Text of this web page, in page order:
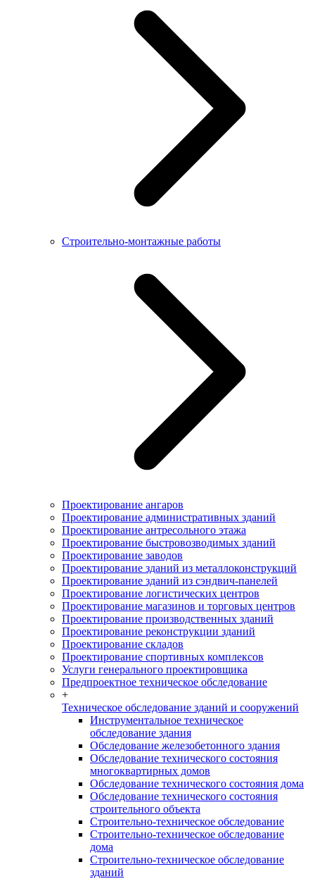
Строительно-монтажные работы
Проектирование ангаров
Проектирование административных зданий
Проектирование антресольного этажа
Проектирование быстровозводимых зданий
Проектирование заводов
Проектирование зданий из металлоконструкций
Проектирование зданий из сэндвич-панелей
Проектирование логистических центров
Проектирование магазинов и торговых центров
Проектирование производственных зданий
Проектирование реконструкции зданий
Проектирование складов
Проектирование спортивных комплексов
Услуги генерального проектировщика
Предпроектное техническое обследование
+
Техническое обследование зданий и сооружений
Инструментальное техническое
обследование здания
Обследование железобетонного здания
Обследование технического состояния
многоквартирных домов
Обследование технического состояния дома
Обследование технического состояния
строительного объекта
Строительно-техническое обследование
Строительно-техническое обследование
дома
Строительно-техническое обследование
зданий